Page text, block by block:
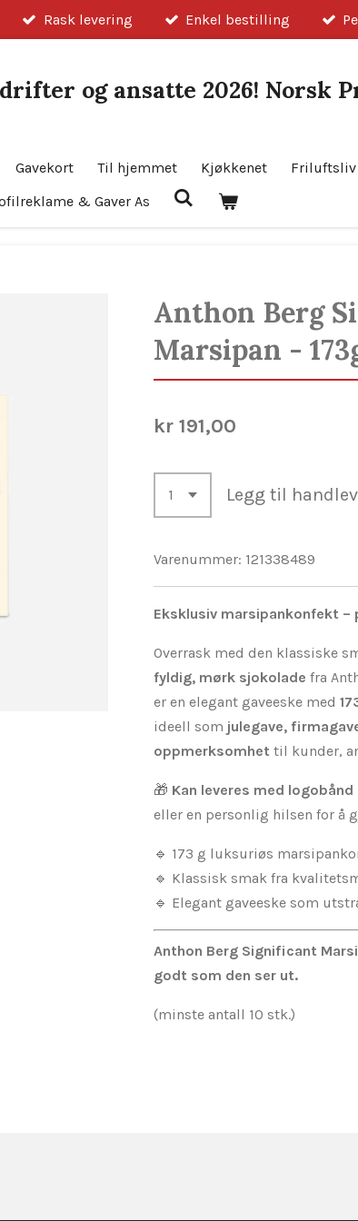
Rask levering Enkel bestilling
og ansatte 2026! Norsk
Gavekort Til hjemmet Kjøkkenet Friluftsliv
& Gaver As
Anthon Berg
Marsipan -
kr 191,00
Legg til
Varenummer: 121338489
Eksklusiv marsipankonfekt –
Overrask med den klassiske
fyldig, mørk sjokolade fra
er en elegant gaveeske med
ideell som julegave,
oppmerksomhet til kunder,
🎁 Kan leveres med logobånd
eller en personlig hilsen for å
🔹 173 g luksuriøs
🔹 Klassisk smak fra
🔹 Elegant gaveeske som
Anthon Berg Significant
godt som den ser ut.
(minste antall 10 stk.)